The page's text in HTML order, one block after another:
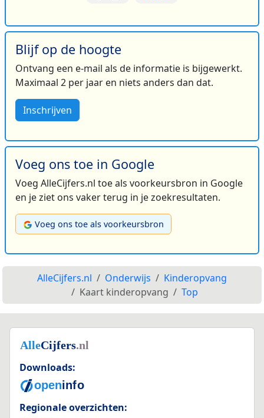
Blijf op de hoogte
Ontvang een e-mail als de informatie is bijgewerkt.
Maximaal 2 per jaar en niets anders dan dat.
Inschrijven
Voeg ons toe in Google
Voeg AlleCijfers.nl toe als voorkeursbron in Google
en je ziet ons vaker terug in je zoekresultaten.
Voeg ons toe als voorkeursbron
AlleCijfers.nl Onderwijs
Kinderopvang
Kaart kinderopvang
Top
Downloads:
Regionale overzichten: